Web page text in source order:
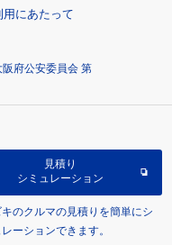
用にあたって
府公安委員会 第
見積り
シミュレーション
キのクルマの見積りを簡単にシ
レーションできます。